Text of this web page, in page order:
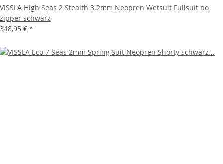
VISSLA High Seas 2 Stealth 3.2mm Neopren Wetsuit Fullsuit no
zipper schwarz
348,95 € *